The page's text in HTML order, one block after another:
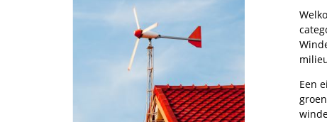
Een